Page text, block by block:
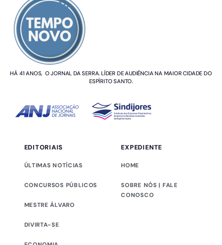
HÁ 41 ANOS, O JORNAL DA SERRA. LÍDER DE AUDIÊNCIA NA MAIOR CIDADE DO
ESPÍRITO SANTO.
EDITORIAIS
ÚLTIMAS NOTÍCIAS
CONCURSOS PÚBLICOS
MESTRE ÁLVARO
DIVIRTA-SE
EXPEDIENTE
HOME
SOBRE NÓS | FALE
CONOSCO